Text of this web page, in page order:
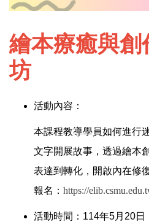
繪本療癒與創
坊
活動內容：
本課程教導學員如何進行
文字開展故事，透過繪本
表達到轉化，開啟內在修
報名 ： https://
活動時間：114年5月20